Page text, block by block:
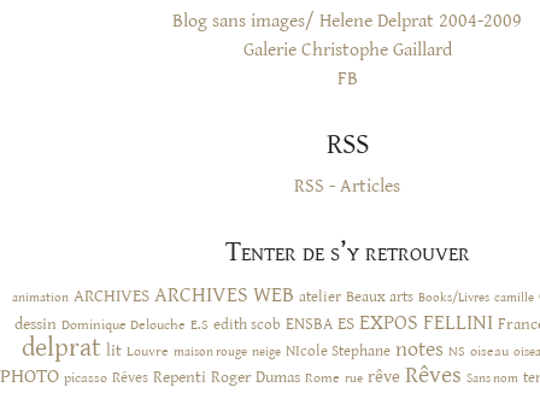
Blog sans images/ Helene Delprat 2004-2009
Galerie Christophe Gaillard
FB
RSS
RSS - Articles
Tenter de s’y retrouver
animation ARCHIVES ARCHIVES WEB atelier Beaux arts Books/Livres camille
dessin Dominique Delouche E.S edith scob ENSBA ES EXPOS FELLINI
delprat lit Louvre maison rouge neige NIcole Stephane notes NS oiseau
PHOTO picasso Rêves Repenti Roger Dumas Rome rue rêve Rêves Sans nom